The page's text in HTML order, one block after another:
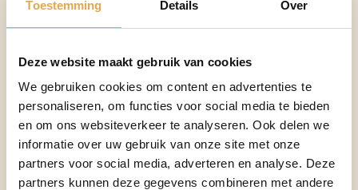
Toestemming Details Over
Deze website maakt gebruik van cookies
We gebruiken cookies om content en advertenties te
personaliseren, om functies voor social media te bieden
en om ons websiteverkeer te analyseren. Ook delen we
informatie over uw gebruik van onze site met onze
partners voor social media, adverteren en analyse. Deze
partners kunnen deze gegevens combineren met andere
binnen jouw bedrijf. Dat voorkomt onduidelijkheid, schept
onderbouwde keuzes.
Bij Van Kasteren HR Services helpen we ondernemers
met het opstellen van een praktisch en overzichtelijk
functiehuis dat helemaal past bij hun bedrijf en
medewerkers.